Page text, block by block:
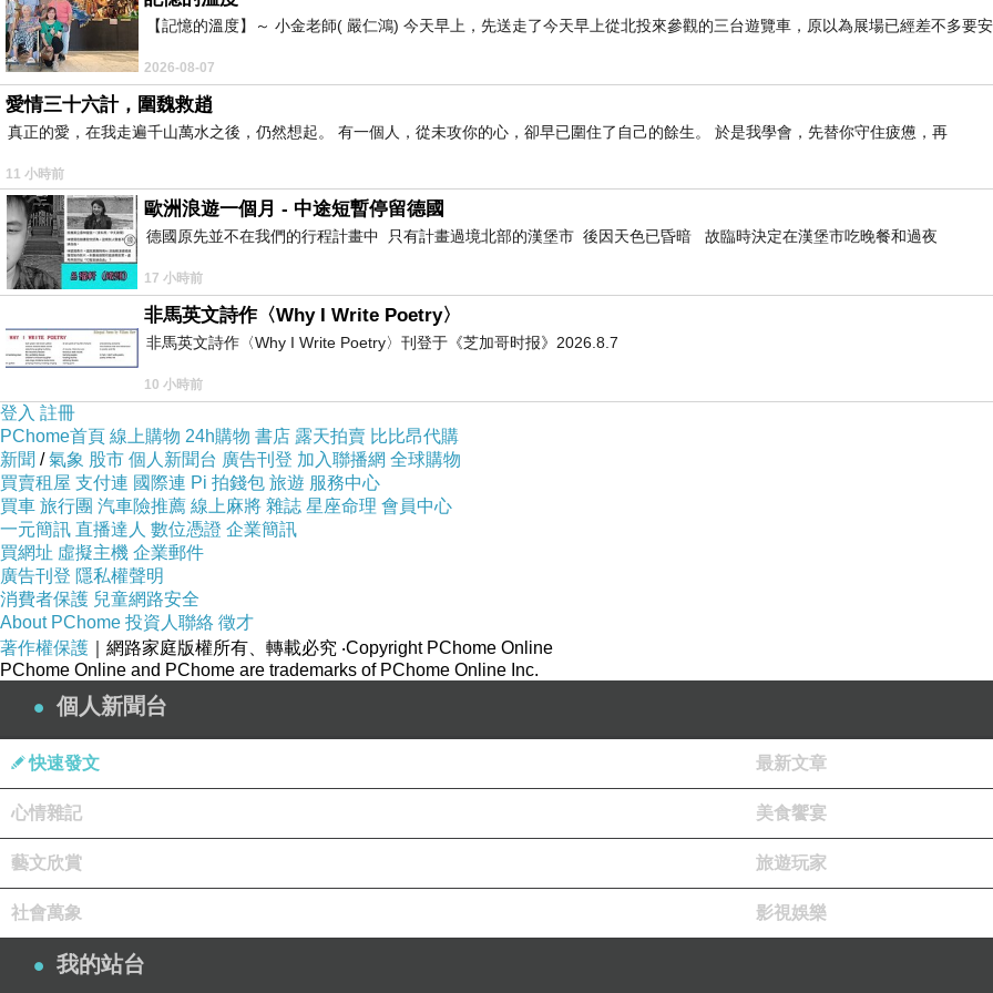
【記憶的溫度】～ 小金老師( 嚴仁鴻) 今天早上，先送走了今天早上從北投來參觀的三台遊覽車，原以為展場已經差不多要
2026-08-07
愛情三十六計，圍魏救趙
真正的愛，在我走遍千山萬水之後，仍然想起。 有一個人，從未攻你的心，卻早已圍住了自己的餘生。 於是我學會，先替你守住疲憊，再
11 小時前
歐洲浪遊一個月 - 中途短暫停留德國
德國原先並不在我們的行程計畫中 只有計畫過境北部的漢堡市 後因天色已昏暗 故臨時決定在漢堡市吃晚餐和過夜
17 小時前
非馬英文詩作〈Why I Write Poetry〉
非馬英文詩作〈Why I Write Poetry〉刊登于《芝加哥时报》2026.8.7
10 小時前
登入 註冊
PChome首頁 線上購物 24h購物 書店 露天拍賣 比比昂代購
新聞 /氣象 股市 個人新聞台 廣告刊登 加入聯播網 全球購物
買賣租屋 支付連 國際連 Pi 拍錢包 旅遊 服務中心
買車 旅行團 汽車險推薦 線上麻將 雜誌 星座命理 會員中心
一元簡訊 直播達人 數位憑證 企業簡訊
買網址 虛擬主機 企業郵件
廣告刊登 隱私權聲明
消費者保護 兒童網路安全
About PChome 投資人聯絡 徵才
著作權保護 ｜網路家庭版權所有、轉載必究 ‧Copyright PChome Online
PChome Online and PChome are trademarks of PChome Online Inc.
個人新聞台
快速發文 最新文章
心情雜記 美食饗宴
藝文欣賞 旅遊玩家
社會萬象 影視娛樂
我的站台